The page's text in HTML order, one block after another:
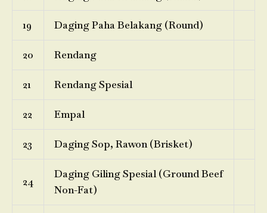
19 Daging Paha Belakang (Round)
20 Rendang
21 Rendang Spesial
22 Empal
23 Daging Sop, Rawon (Brisket)
24
Daging Giling Spesial (Ground Beef
Non-Fat)